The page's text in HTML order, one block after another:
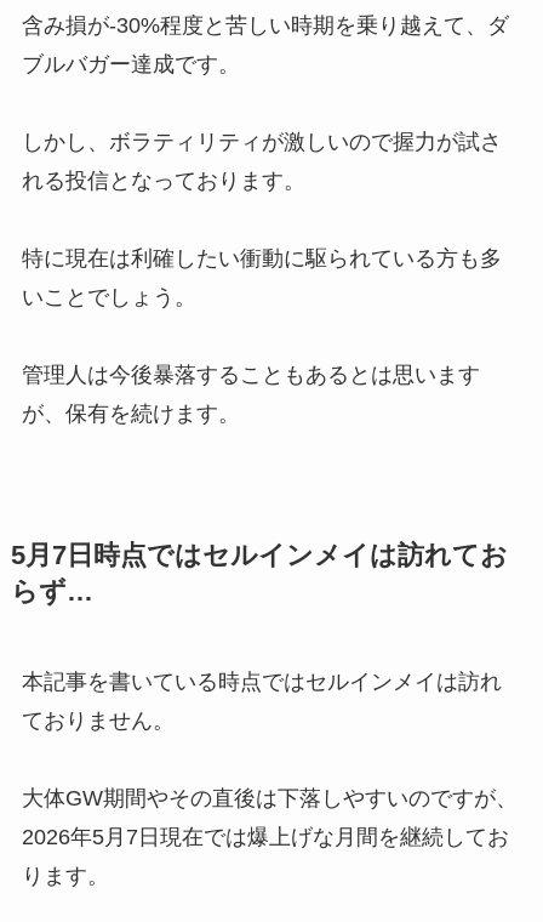
含み損が-30%程度と苦しい時期を乗り越えて、ダ
ブルバガー達成です。
しかし、ボラティリティが激しいので握力が試さ
れる投信となっております。
特に現在は利確したい衝動に駆られている方も多
いことでしょう。
管理人は今後暴落することもあるとは思います
が、保有を続けます。
5月7日時点ではセルインメイは訪れてお
らず…
本記事を書いている時点ではセルインメイは訪れ
ておりません。
大体GW期間やその直後は下落しやすいのですが、
2026年5月7日現在では爆上げな月間を継続してお
ります。